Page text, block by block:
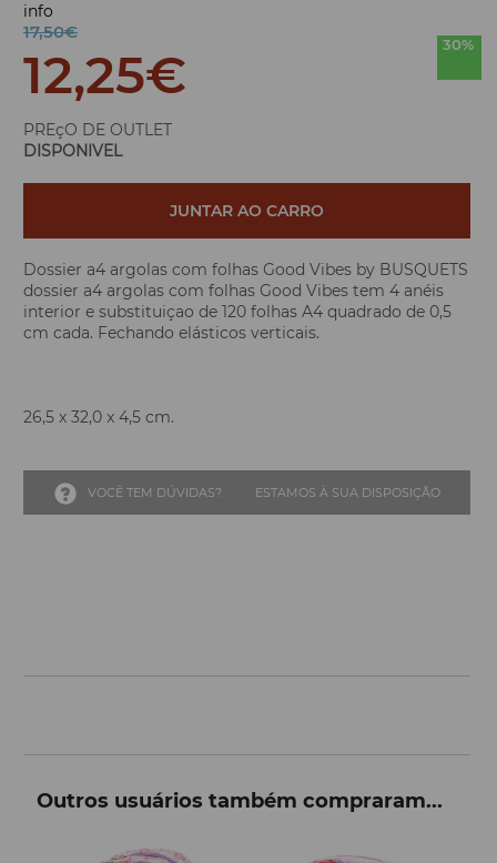
info
17,50€
30%
12,25€
PREçO DE OUTLET
DISPONIVEL
JUNTAR AO CARRO
Dossier a4 argolas com folhas Good Vibes by BUSQUETS
dossier a4 argolas com folhas Good Vibes tem 4 anéis
interior e substituiçao de 120 folhas A4 quadrado de 0,5
cm cada. Fechando elásticos verticais.
26,5 x 32,0 x 4,5 cm.
VOCÊ TEM DÚVIDAS? ESTAMOS À SUA DISPOSIÇÃO
Outros usuários também compraram...